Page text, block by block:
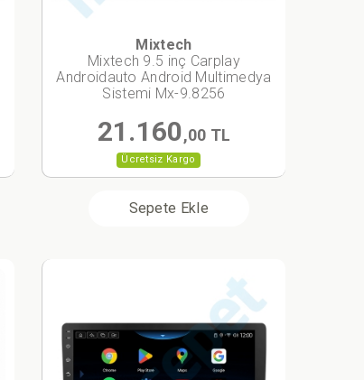
Ücretsiz Kargo
Mixtech
Mixtech 9.5 inç Carplay
Androidauto Android Multimedya
Sistemi Mx-9.8256
21.160,00 TL
Sepete Ekle